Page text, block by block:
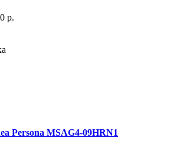
р.
Persona MSAG4-09HRN1